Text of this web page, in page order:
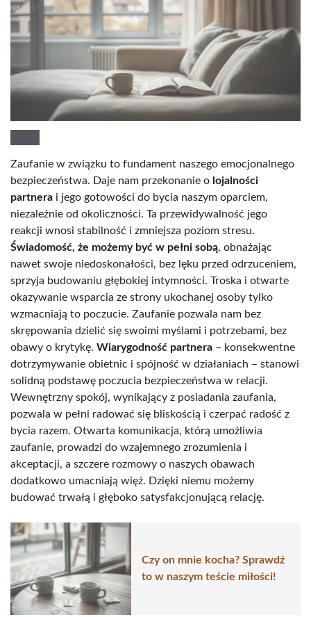
Zaufanie w związku to fundament naszego emocjonalnego
bezpieczeństwa. Daje nam przekonanie o lojalności
partnera i jego gotowości do bycia naszym oparciem,
niezależnie od okoliczności. Ta przewidywalność jego
reakcji wnosi stabilność i zmniejsza poziom stresu.
Świadomość, że możemy być w pełni sobą, obnażając
nawet swoje niedoskonałości, bez lęku przed odrzuceniem,
sprzyja budowaniu głębokiej intymności. Troska i otwarte
okazywanie wsparcia ze strony ukochanej osoby tylko
wzmacniają to poczucie. Zaufanie pozwala nam bez
skrępowania dzielić się swoimi myślami i potrzebami, bez
obawy o krytykę. Wiarygodność partnera – konsekwentne
dotrzymywanie obietnic i spójność w działaniach – stanowi
solidną podstawę poczucia bezpieczeństwa w relacji.
Wewnętrzny spokój, wynikający z posiadania zaufania,
pozwala w pełni radować się bliskością i czerpać radość z
bycia razem. Otwarta komunikacja, którą umożliwia
zaufanie, prowadzi do wzajemnego zrozumienia i
akceptacji, a szczere rozmowy o naszych obawach
dodatkowo umacniają więź. Dzięki niemu możemy
budować trwałą i głęboko satysfakcjonującą relację.
Czy on mnie kocha? Sprawdź
to w naszym teście miłości!